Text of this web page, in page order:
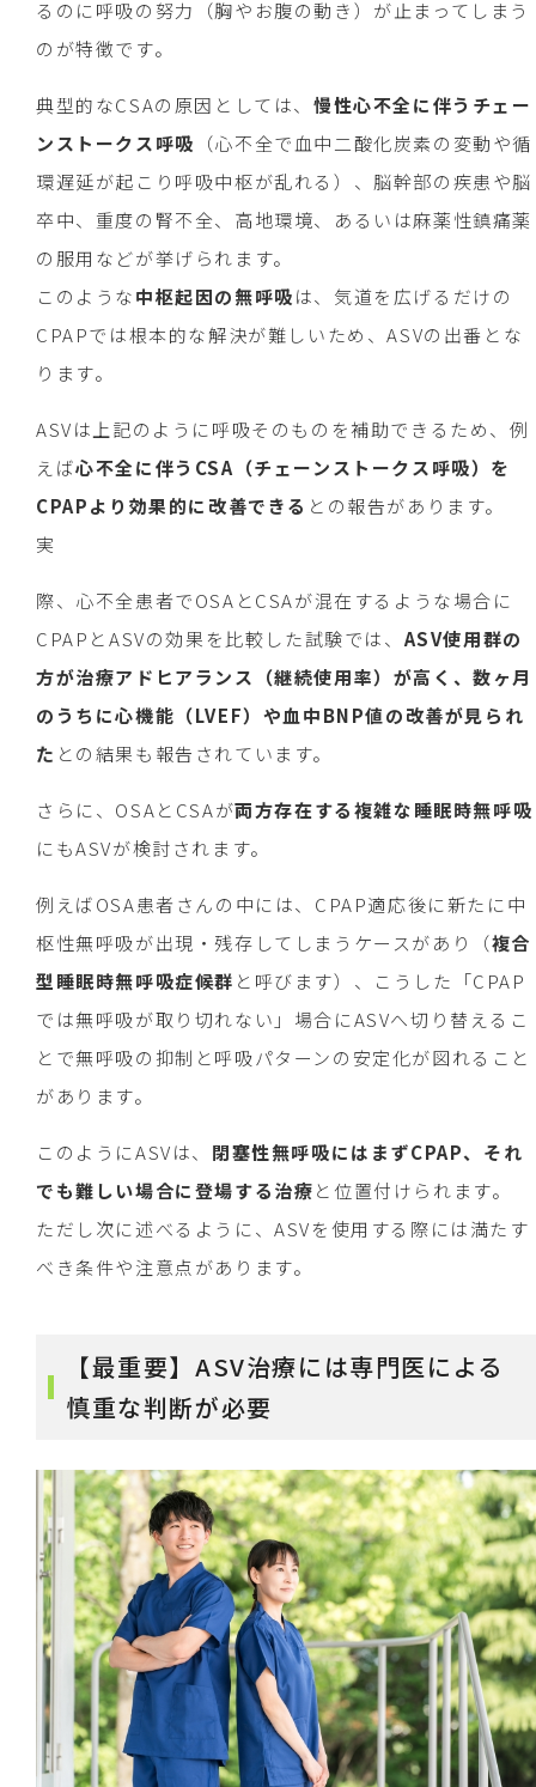
るのに呼吸の努力（胸やお腹の動き）が止まってしまう
のが特徴です。
典型的なCSAの原因としては、 慢性心不全に伴うチェー
ンストークス呼吸 （心不全で血中二酸化炭素の変動や循
環遅延が起こり呼吸中枢が乱れる）、脳幹部の疾患や脳
卒中、重度の腎不全、高地環境、あるいは麻薬性鎮痛薬
の服用などが挙げられます。
このような中枢起因の無呼吸は、気道を広げるだけの
CPAPでは根本的な解決が難しいため、ASVの出番とな
ります。
ASVは上記のように呼吸そのものを補助できるため、例
えば心不全に伴うCSA（チェーンストークス呼吸）を
CPAPより効果的に改善できる との報告があります。
実
際、心不全患者でOSAとCSAが混在するような場合に
CPAPとASVの効果を比較した試験では、 ASV使用群の
方が治療アドヒアランス（継続使用率）が高く、数ヶ月
のうちに心機能（LVEF）や血中BNP値の改善が見られ
た との結果も報告されています。
さらに、OSAとCSAが両方存在する複雑な睡眠時無呼吸
にもASVが検討されます。
例えばOSA患者さんの中には、CPAP適応後に新たに中
枢性無呼吸が出現・残存してしまうケースがあり（複合
型睡眠時無呼吸症候群 と呼びます）、こうした「CPAP
では無呼吸が取り切れない」場合にASVへ切り替えるこ
とで無呼吸の抑制と呼吸パターンの安定化が図れること
があります。
このようにASVは、 閉塞性無呼吸にはまずCPAP、それ
でも難しい場合に登場する治療と位置付けられます。
ただし次に述べるように、ASVを使用する際には満たす
べき条件や注意点があります。
【最重要】ASV治療には専門医による
慎重な判断が必要